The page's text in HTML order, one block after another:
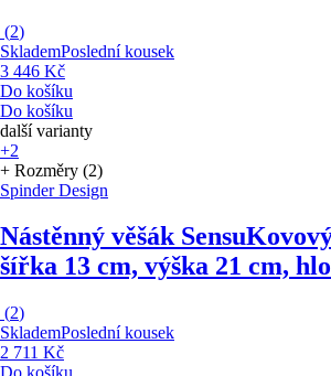
(2)
SklademPoslední kousek
3 446 Kč
Do košíku
Do košíku
další varianty
+2
+ Rozměry (2)
Spinder Design
Nástěnný věšák Sensu
šířka 13 cm, výška 21 cm,
(2)
SklademPoslední kousek
2 711 Kč